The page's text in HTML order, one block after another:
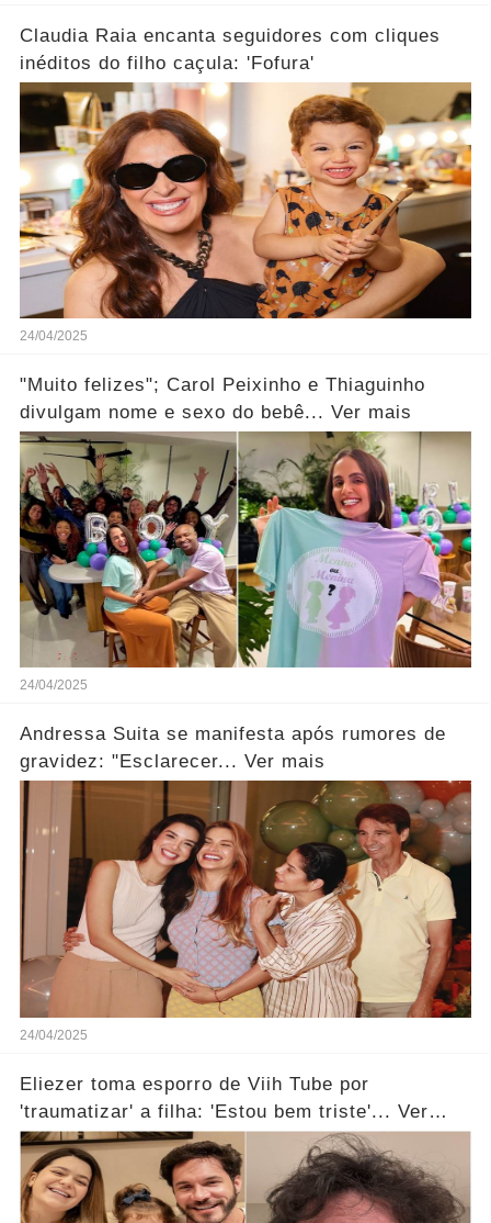
Claudia Raia encanta seguidores com cliques
inéditos do filho caçula: 'Fofura'
24/04/2025
"Muito felizes"; Carol Peixinho e Thiaguinho
divulgam nome e sexo do bebê... Ver mais
24/04/2025
Andressa Suita se manifesta após rumores de
gravidez: "Esclarecer... Ver mais
24/04/2025
Eliezer toma esporro de Viih Tube por
'traumatizar' a filha: 'Estou bem triste'... Ver
mais